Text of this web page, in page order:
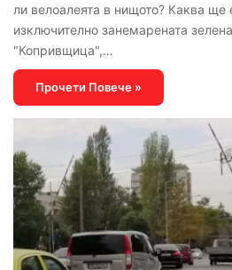
ли велоалеята в нищото? Каква ще
изключително занемарената
"Копривщица",…
Прочети Повече »